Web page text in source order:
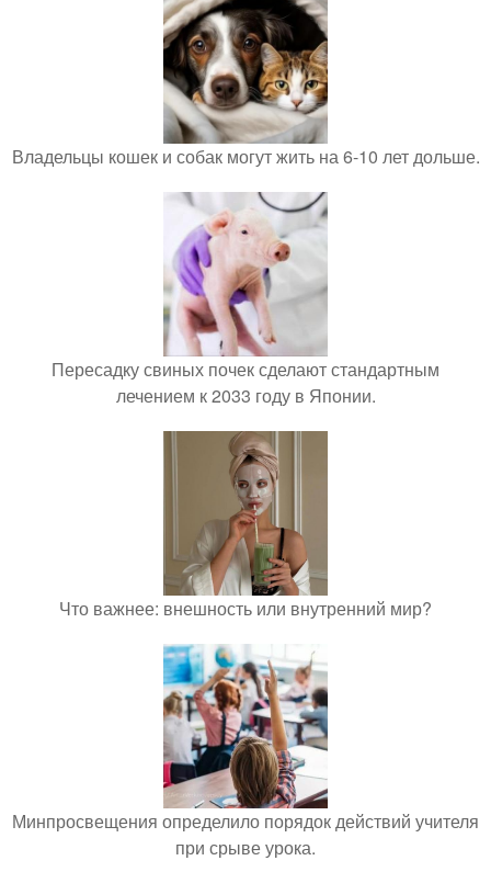
Владельцы кошек и собак могут жить на 6-10 лет дольше.
Пересадку свиных почек сделают стандартным
лечением к 2033 году в Японии.
Что важнее: внешность или внутренний мир?
Минпросвещения определило порядок действий учителя
при срыве урока.